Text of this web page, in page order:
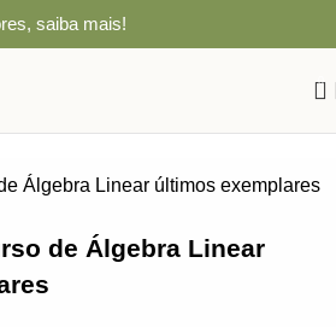
saiba mais!
0
de Álgebra Linear